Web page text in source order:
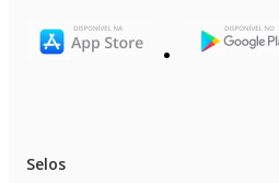
Selos